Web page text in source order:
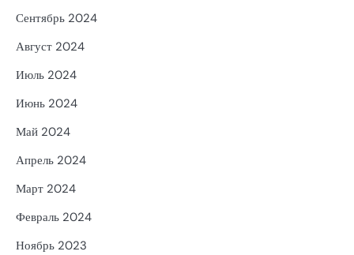
Сентябрь 2024
Август 2024
Июль 2024
Июнь 2024
Май 2024
Апрель 2024
Март 2024
Февраль 2024
Ноябрь 2023